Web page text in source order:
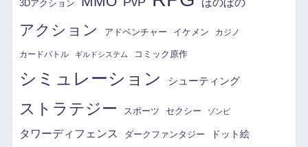
3Dアクション
アクション アドベンチャー イケメン カジノ
カードバトル ギルドシステム コミック原作
シミュレーション シューティング
ストラテジー スポーツ セクシー ゾンビ
タワーディフェンス ダークファンタジー ドット絵